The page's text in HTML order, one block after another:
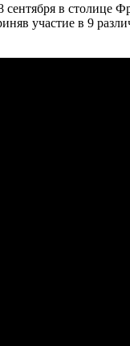
в столице
участие в 9